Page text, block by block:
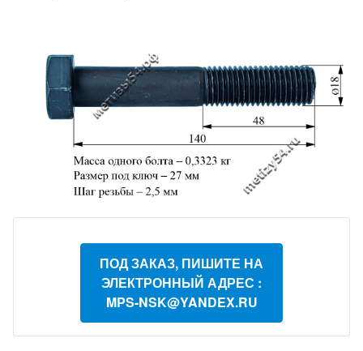
ПОД ЗАКАЗ, ПИШИТЕ НА
ЭЛЕКТРОННЫЙ АДРЕС :
MPS-NSK@YANDEX.RU